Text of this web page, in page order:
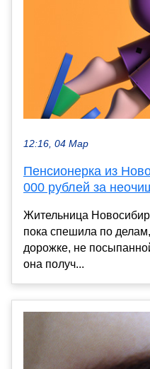
12:16, 04 Мар
Пенсионерка из
000 рублей за
Жительница
пока спешила по
дорожке, не
она получ...